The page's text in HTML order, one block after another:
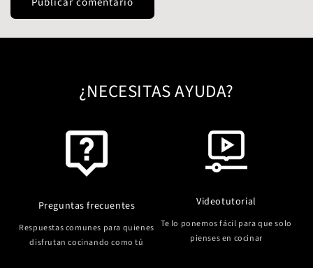
¿NECESITAS AYUDA?
Preguntas frecuentes
Respuestas comunes para quienes
disfrutan cocinando como tú
Videotutorial
Te lo ponemos fácil para que solo
pienses en cocinar